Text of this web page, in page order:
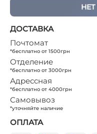
ДОСТАВКА
Почтомат
*бесплатно от 1500грн
Отделение
*бесплатно от 3000грн
Адрессная
*бесплатно от 4000грн
Самовывоз
*уточняйте наличие
ОПЛАТА